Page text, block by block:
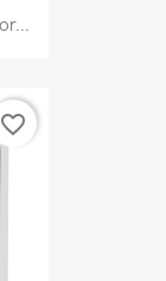
favorite_border